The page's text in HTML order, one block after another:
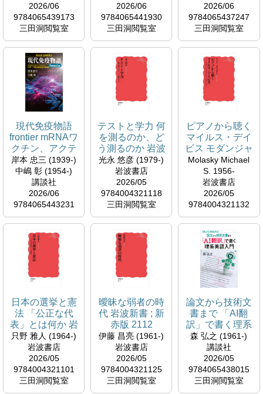
2026/06
9784065439173
三田洞閲覧室
2333
2026/06
9784065441930
三田洞閲覧室
2026/06
9784065437247
三田洞閲覧室
現代免疫物語
frontier mRNAワ
クチン、アクテ
ムラ、CAR-T細
胞、腸管免疫の
最前線 ブルーバ
ックス ; B-2334
岸本 忠三 (1939-)
中嶋 彰 (1954-)
講談社
2026/06
9784065443231
三田洞閲覧室
テストと学力 何
を測るのか、ど
う測るのか 岩波
新書 ; 新赤版
2111
光永 悠彦 (1979-)
岩波書店
2026/05
9784004321118
三田洞閲覧室
ピアノから聴く
マイルス・デイ
ビス モダンジャ
ズのリズムセク
ション 岩波新書
; 新赤版 2113
Molasky Michael
S. 1956-
岩波書店
2026/05
9784004321132
三田洞閲覧室
日本の選挙と憲
法 「公正な代
表」とは何か 岩
波新書 ; 新赤版
2110
只野 雅人 (1964-)
岩波書店
2026/05
9784004321101
三田洞閲覧室
曖昧な弱者の時
代 岩波新書 ; 新
赤版 2112
伊藤 昌亮 (1961-)
岩波書店
2026/05
9784004321125
三田洞閲覧室
論文から技術文
書まで 「AI翻
訳」で書く理系
英語入門 ブルー
バックス ; B-
2329
森 弘之 (1961-)
講談社
2026/05
9784065438015
三田洞閲覧室